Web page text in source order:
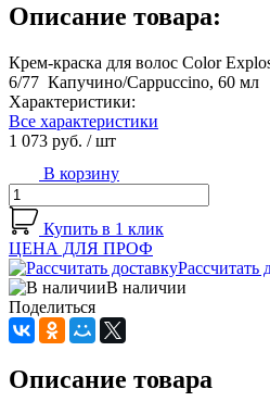
Описание товара:
Крем-краска для волос Color
6/77 Капучино/Cappuccino, 60 мл
Характеристики:
Все характеристики
1 073 руб. / шт
В корзину
Купить в 1 клик
ЦЕНА ДЛЯ ПРОФ
Рассчитать
В наличии
Поделиться
Описание товара